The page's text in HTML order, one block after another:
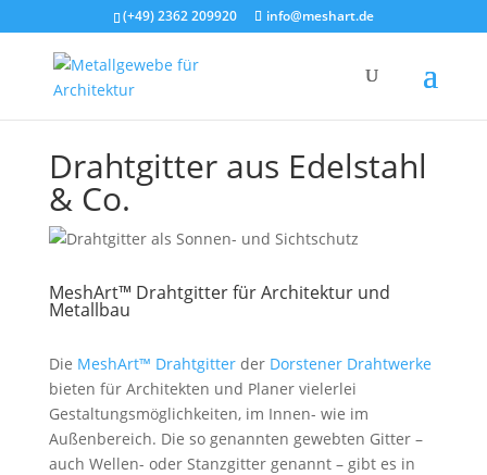
(+49) 2362 209920 info@meshart.de
Drahtgitter aus Edelstahl
& Co.
MeshArt™ Drahtgitter für Architektur und
Metallbau
Die MeshArt™ Drahtgitterder Dorstener Drahtwerke
bieten für Architekten und Planer vielerlei
Gestaltungsmöglichkeiten, im Innen- wie im
Außenbereich. Die so genannten gewebten Gitter –
auch Wellen- oder Stanzgitter genannt – gibt es in